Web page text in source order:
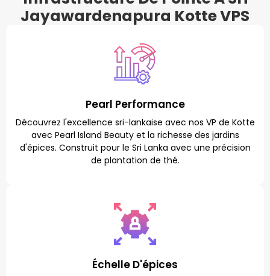
Jayawardenapura Kotte VPS
Pearl Performance
Découvrez l'excellence sri-lankaise avec nos VP de Kotte
avec Pearl Island Beauty et la richesse des jardins
d'épices. Construit pour le Sri Lanka avec une précision
de plantation de thé.
Échelle D'épices